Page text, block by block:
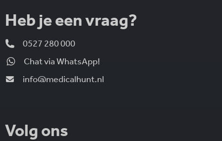
Heb je een vraag?
0527 280 000
Chat via WhatsApp!
info@medicalhunt.nl
Volg ons